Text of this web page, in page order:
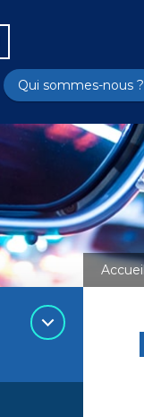
Qui sommes-nous ?